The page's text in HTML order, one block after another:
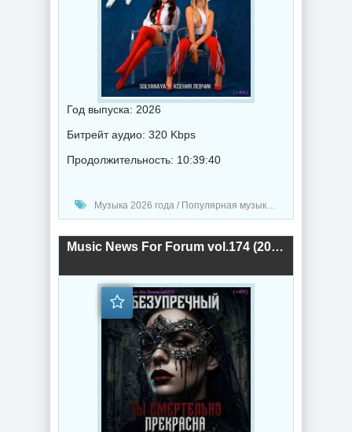
Год выпуска: 2026
Битрейт аудио: 320 Kbps
Продолжительность: 10:39:40
Музыка 2026 года / Популярная музыка / Поп музыка / Танцевальная музыка / Сборник музыка
Music News For Forum vol.174 (2026) торрент